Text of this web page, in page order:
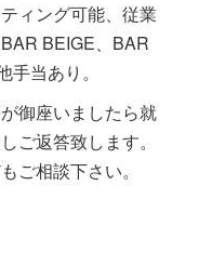
ィング可能、従業
BEIGE、BAR
当あり。
御座いましたら就
ご返答致します。
ご相談下さい。